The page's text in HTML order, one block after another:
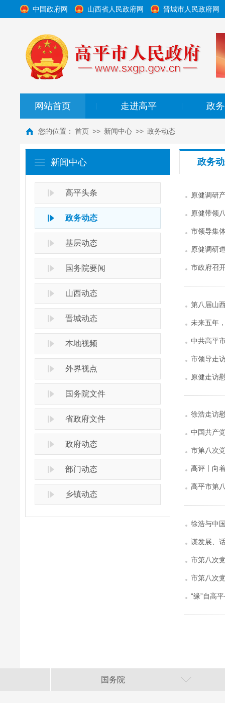
中国政府网 山西省人民政府网 晋城市人民政府网
网站首页 走进高平 政
您的位置： 首页 >> 新闻中心 >> 政务动态
新闻中心
高平头条
政务动态
基层动态
国务院要闻
山西动态
晋城动态
本地视频
外界视点
国务院文件
省政府文件
政府动态
部门动态
乡镇动态
政务
原健调研
原健带领
新天地
市领导集
原健调研
市政府召
第八届山
未来五年
中共高平
市领导走
原健走访
徐浩走访
中国共产
市第八次
高评丨向
高平市第
徐浩与中
谋发展、
市第八次
市第八次
“缘”自高
国务院